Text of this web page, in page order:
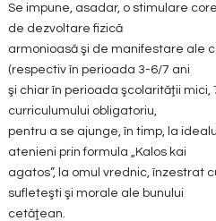
Se impune, asadar, o stimulare
de dezvoltare fizică
armonioasă şi de manifestare ale
(respectiv în perioada 3-6/7 ani
şi chiar în perioada şcolarităţii mici,
curriculumului obligatoriu,
pentru a se ajunge, în timp, la
atenieni prin formula „Kalos kai
agatos”, la omul vrednic, înzestrat
sufleteşti şi morale ale bunului
cetăţean.